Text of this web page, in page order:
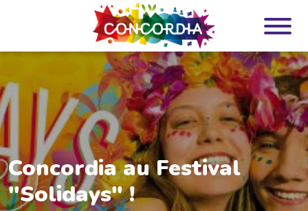
Concordia au Festival
"Solidays" !
Panneau de gestion des cookies